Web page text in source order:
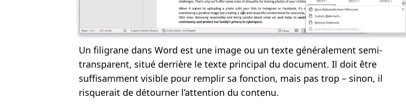
Un filigrane dans Word est une image ou un texte généralement semi-
transparent, situé derrière le texte principal du document. Il doit être
suffisamment visible pour remplir sa fonction, mais pas trop – sinon, il
risquerait de détourner l’attention du contenu.